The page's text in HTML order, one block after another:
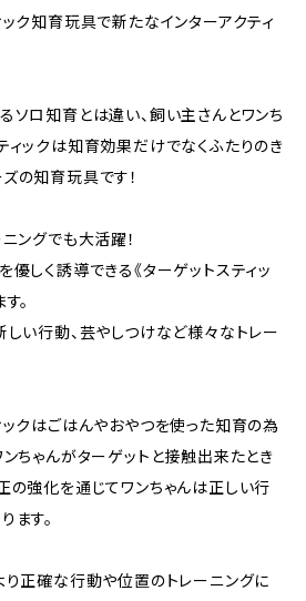
ック知育玩具で新たなインターアクティ
ソロ知育とは違い、飼い主さんとワンち
ィックは知育効果だけでなくふたりのき
の知育玩具です！
ングでも大活躍！
しく誘導できる《ターゲットスティッ
。
しい行動、芸やしつけなど様々なトレー
ックはごはんやおやつを使った知育の為
ンちゃんがターゲットと接触出来たとき
の強化を通じてワンちゃんは正しい行
ます。
り正確な行動や位置のトレーニングに